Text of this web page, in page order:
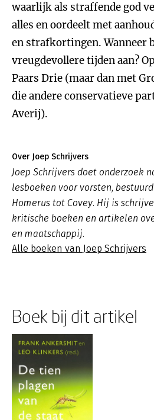
waarlijk als straffende god
alles en oordeelt met
en strafkortingen. Wanneer
vreugdevollere tijden aan?
Paars Drie (maar dan met
die andere conservatieve
Averij).
Over Joep Schrijvers
Joep Schrijvers doet onderzoek
lesboeken voor vorsten,
Homerus tot Covey. Hij is
kritische boeken en artikelen
en maatschappij.
Alle boeken van Joep Schrijvers
Boek bij dit artikel